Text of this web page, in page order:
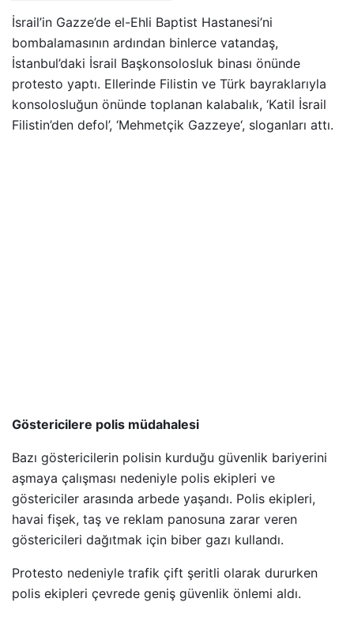
İsrail’in Gazze’de el-Ehli Baptist Hastanesi’ni
bombalamasının ardından binlerce vatandaş,
İstanbul’daki İsrail Başkonsolosluk binası önünde
protesto yaptı. Ellerinde Filistin ve Türk bayraklarıyla
konsolosluğun önünde toplanan kalabalık, ‘Katil İsrail
Filistin’den defol’, ‘Mehmetçik Gazzeye‘, sloganları attı.
Göstericilere polis müdahalesi
Bazı göstericilerin polisin kurduğu güvenlik bariyerini
aşmaya çalışması nedeniyle polis ekipleri ve
göstericiler arasında arbede yaşandı. Polis ekipleri,
havai fişek, taş ve reklam panosuna zarar veren
göstericileri dağıtmak için biber gazı kullandı.
Protesto nedeniyle trafik çift şeritli olarak dururken
polis ekipleri çevrede geniş güvenlik önlemi aldı.